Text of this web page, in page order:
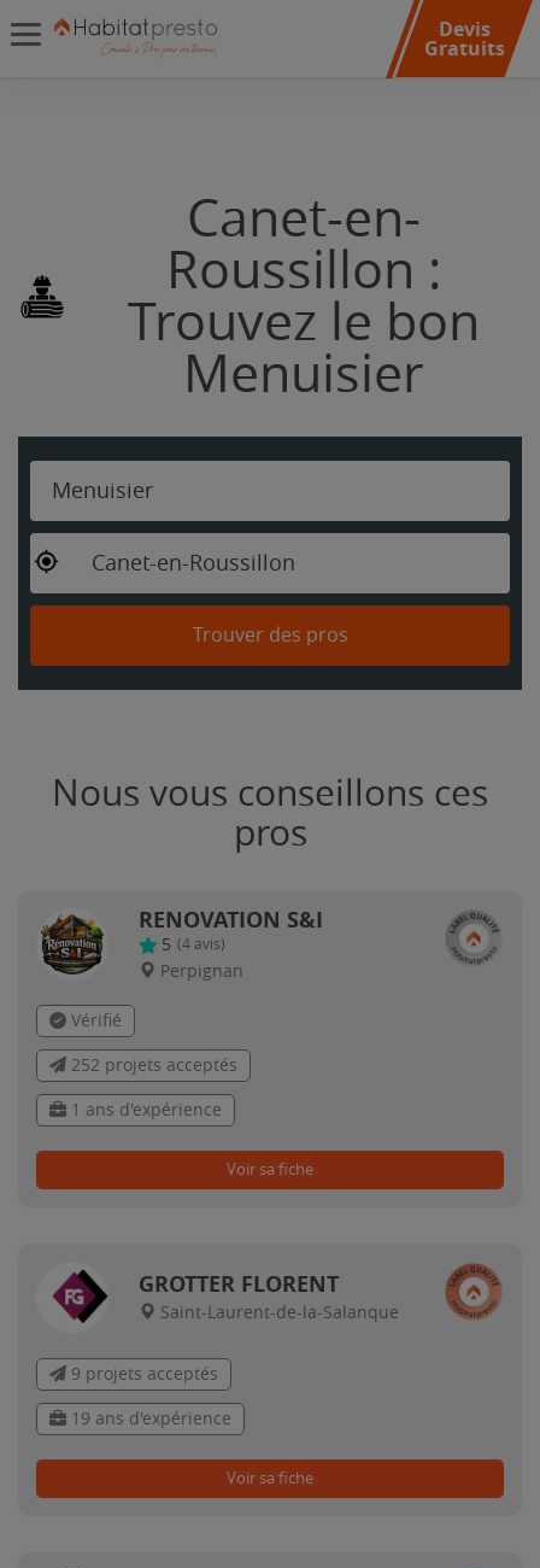
Devis
Gratuits
Canet-en-
Roussillon :
Trouvez le bon
Menuisier
Menuisier
Canet-en-Roussillon
Trouver des pros
Nous vous conseillons ces
pros
RENOVATION S&I
5 (4 avis)
Perpignan
Vérifié
252 projets acceptés
1 ans d'expérience
Voir sa fiche
GROTTER FLORENT
Saint-Laurent-de-la-Salanque
9 projets acceptés
19 ans d'expérience
Voir sa fiche